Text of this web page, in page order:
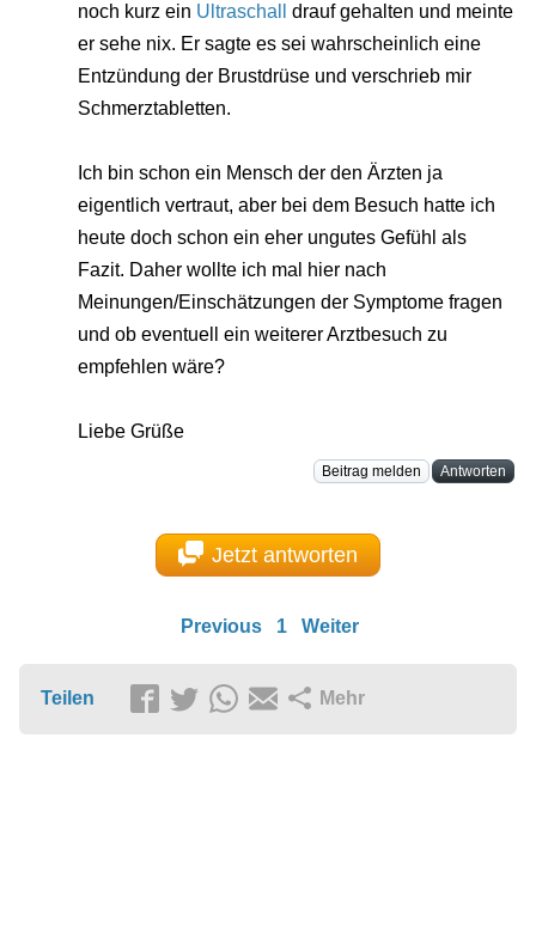
noch kurz ein Ultraschall
drauf gehalten und meinte
er sehe nix. Er sagte es sei wahrscheinlich eine
Entzündung der Brustdrüse und verschrieb mir
Schmerztabletten.
Ich bin schon ein Mensch der den Ärzten ja
eigentlich vertraut, aber bei dem Besuch hatte ich
heute doch schon ein eher ungutes Gefühl als
Fazit. Daher wollte ich mal hier nach
Meinungen/Einschätzungen der Symptome fragen
und ob eventuell ein weiterer Arztbesuch zu
empfehlen wäre?
Liebe Grüße
Beitrag melden Antworten
Jetzt antworten
Previous 1 Weiter
Teilen Mehr